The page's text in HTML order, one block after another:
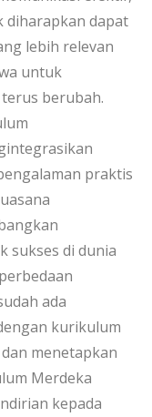
diharapkan dapat
lebih relevan
untuk
berubah.
praktis
sukses di dunia
ada
kurikulum
menetapkan
Merdeka
kepada